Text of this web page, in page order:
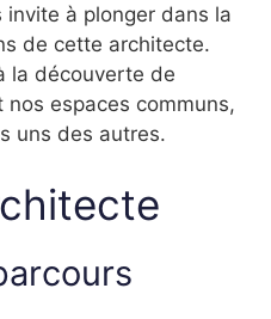
à plonger dans la
de cette architecte.
la découverte de
espaces communs,
uns des autres.